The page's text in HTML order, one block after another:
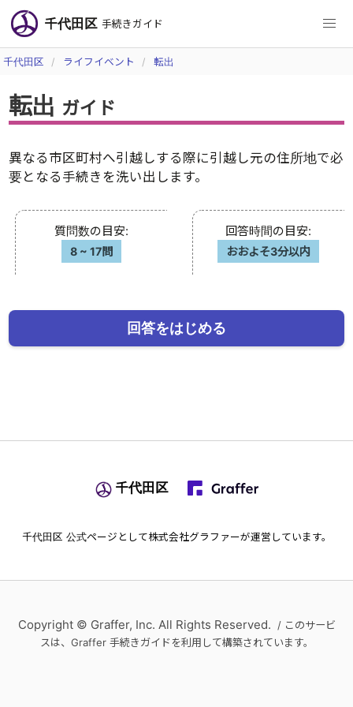
千代田区 手続きガイド
千代田区 ライフイベント 転出
転出 ガイド
異なる市区町村へ引越しする際に引越し元の住所地で必
要となる手続きを洗い出します。
質問数の目安:
8~ 17問
回答時間の目安:
おおよそ3分以内
回答をはじめる
千代田区
千代田区 公式ページとして株式会社グラファーが運営しています。
Copyright © Graffer, Inc. All Rights Reserved. / このサービ
スは、Graffer 手続きガイドを利用して構築されています。